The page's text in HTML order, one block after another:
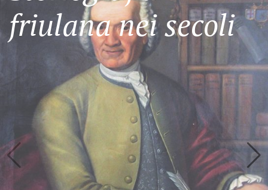
Friulani
friulana nei secoli